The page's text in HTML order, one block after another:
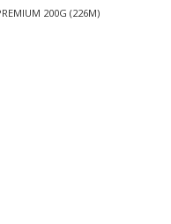
200G (226M)